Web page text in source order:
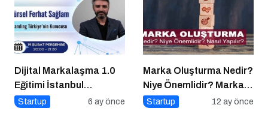
Dijital Markalaşma 1.0
Eğitimi İstanbul
Üniversitesi’nde
Startup 6 ay önce
Marka Oluşturma Nedir?
Niye Önemlidir? Marka
Oluşturma Nasıl Yapılır?
Startup 12 ay önce